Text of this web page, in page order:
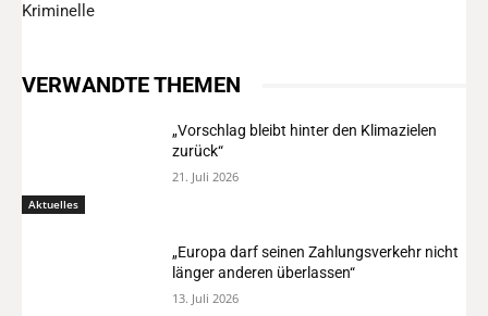
Kriminelle
VERWANDTE THEMEN
Aktuelles
„Vorschlag bleibt hinter den Klimazielen
zurück“
21. Juli 2026
„Europa darf seinen Zahlungsverkehr nicht
länger anderen überlassen“
13. Juli 2026